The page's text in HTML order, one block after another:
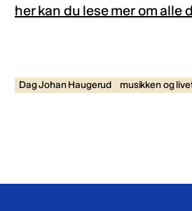
her kan du lese mer om alle
Dag Johan Haugerud musikken og